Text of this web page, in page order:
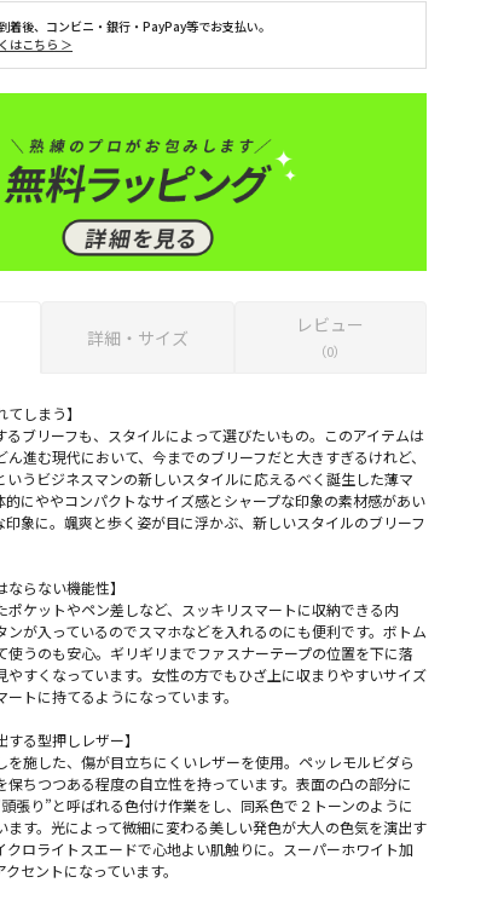
着後、コンビニ・銀行・PayPay等でお支払い。
はこちら ＞
詳細・サイズ
レビュー
（0）
てしまう】
るブリーフも、スタイルによって選びたいもの。このアイテムは
進む現代において、今までのブリーフだと大きすぎるけれど、
うビジネスマンの新しいスタイルに応えるべく誕生した薄マ
的にややコンパクトなサイズ感とシャープな印象の素材感があい
印象に。颯爽と歩く姿が目に浮かぶ、新しいスタイルのブリーフ
ならない機能性】
ポケットやペン差しなど、スッキリスマートに収納できる内
ンが入っているのでスマホなどを入れるのにも便利です。ボトム
使うのも安心。ギリギリまでファスナーテープの位置を下に落
やすくなっています。女性の方でもひざ上に収まりやすいサイズ
トに持てるようになっています。
する型押しレザー】
を施した、傷が目立ちにくいレザーを使用。ペッレモルビダら
保ちつつある程度の自立性を持っています。表面の凸の部分に
張り”と呼ばれる色付け作業をし、同系色で２トーンのように
ます。光によって微細に変わる美しい発色が大人の色気を演出す
クロライトスエードで心地よい肌触りに。スーパーホワイト加
セントになっています。